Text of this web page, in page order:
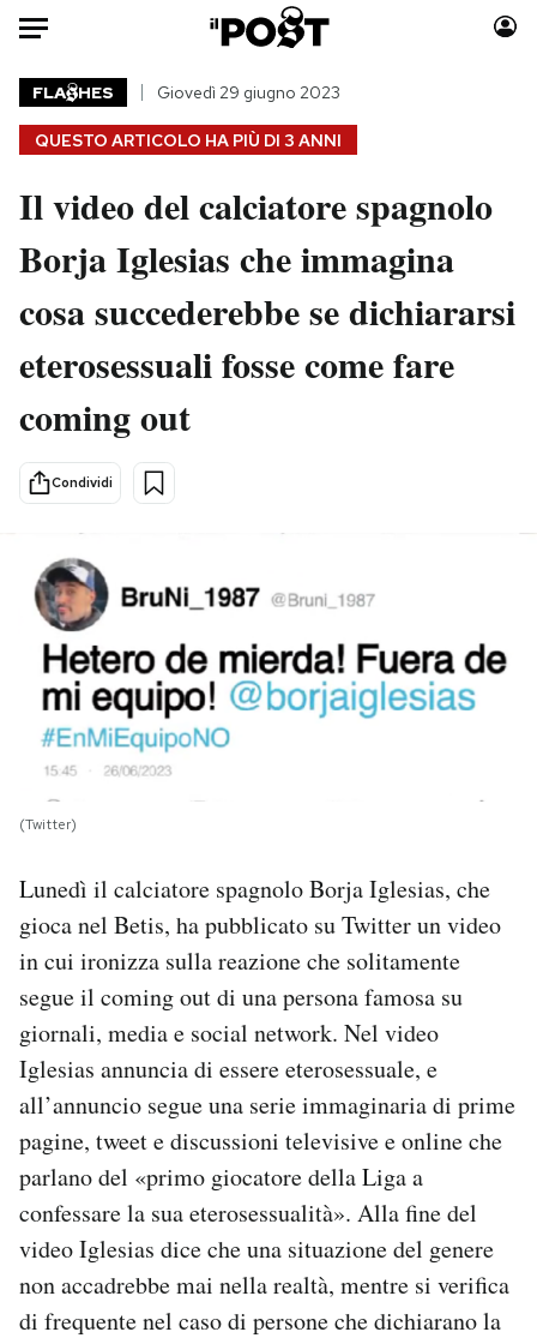
Auto
HOME
Italia
Politica
Tecnologia
Scienza
Cultura
Economia
Sport
Moda
Consumismi
Storie/Idee
Media
PODCAST
NEWSLETTER
I MIEI PREFERITI
SHOP
CALENDARIO
Area Personale
Newsletter
Notifiche mobile
Regala il Post
Hai bisogno di aiuto?
Esci
QUESTO ARTICOLO HA PIÙ DI 3 ANNI
FLA HES Giovedì 29 giugno 2023
Il video del calciatore spagnolo
Borja Iglesias che immagina
cosa succederebbe se dichiararsi
eterosessuali fosse come fare
coming out
Condividi
(Twitter)
Lunedì il calciatore spagnolo Borja Iglesias, che
gioca nel Betis, ha pubblicato su Twitter un video
in cui ironizza sulla reazione che solitamente
segue il coming out di una persona famosa su
giornali, media e social network. Nel video
Iglesias annuncia di essere eterosessuale, e
all’annuncio segue una serie immaginaria di prime
pagine, tweet e discussioni televisive e online che
parlano del «primo giocatore della Liga a
confessare la sua eterosessualità». Alla fine del
video Iglesias dice che una situazione del genere
non accadrebbe mai nella realtà, mentre si verifica
di frequente nel caso di persone che dichiarano la